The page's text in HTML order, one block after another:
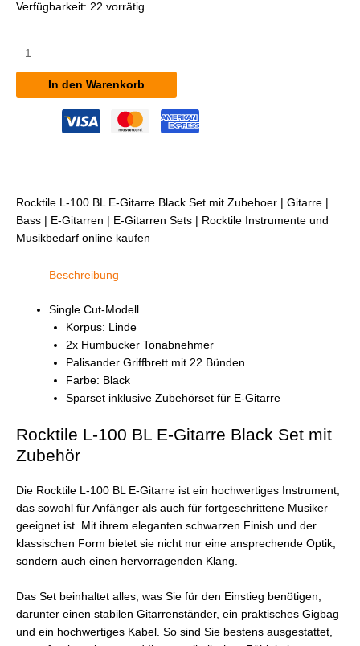
Verfügbarkeit: 22 vorrätig
BL
Zubehör
Menge
In den Warenkorb
Rocktile L-100 BL E-Gitarre Black Set mit Zubehoer | Gitarre |
Bass | E-Gitarren | E-Gitarren Sets | Rocktile Instrumente und
Musikbedarf online kaufen
Beschreibung
Single Cut-Modell
Korpus: Linde
2x Humbucker Tonabnehmer
Palisander Griffbrett mit 22 Bünden
Farbe: Black
Sparset inklusive Zubehörset für E-Gitarre
Rocktile L-100 BL E-Gitarre Black Set mit
Zubehör
Die Rocktile L-100 BL E-Gitarre ist ein hochwertiges Instrument,
das sowohl für Anfänger als auch für fortgeschrittene Musiker
geeignet ist. Mit ihrem eleganten schwarzen Finish und der
klassischen Form bietet sie nicht nur eine ansprechende Optik,
sondern auch einen hervorragenden Klang.
Das Set beinhaltet alles, was Sie für den Einstieg benötigen,
darunter einen stabilen Gitarrenständer, ein praktisches Gigbag
und ein hochwertiges Kabel. So sind Sie bestens ausgestattet,